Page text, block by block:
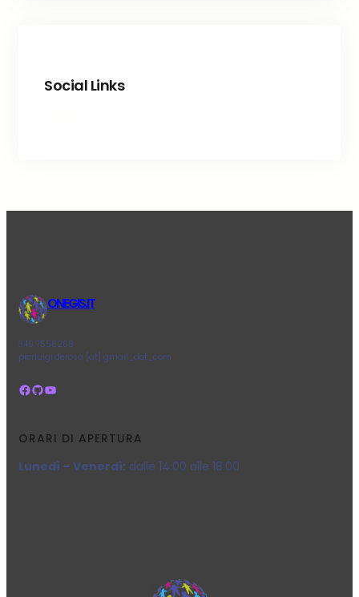
Social Links
ONEGIS.IT
349 7558268
pierluigi.derosa [at] gmail_dot_com
Facebook GitHub YouTube
ORARI DI APERTURA
Lunedì – Venerdì: dalle 14:00 alle 18:00